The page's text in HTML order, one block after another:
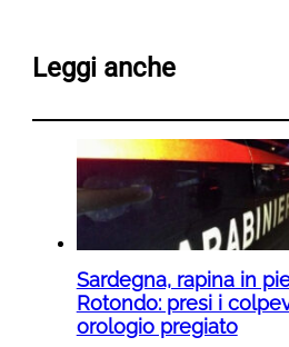
Leggi anche
Sardegna, rapina in
Rotondo: presi i
orologio pregiato